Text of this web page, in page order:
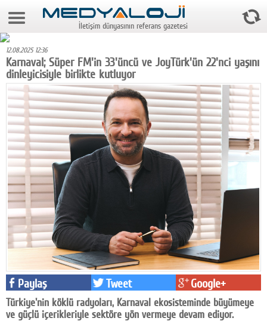
9 Ağustos 2026 2:56:45
Foto Galeri
Video Galeri
Gazeteler
Medya
Reyting-tiraj
Teknoloji
Televizyon
Dünya
Facebook
Diziler
İletişim dünyasının referans gazetesi
12.08.2025 12:36
Karnaval; Süper FM'in 33'üncü ve JoyTürk'ün 22'nci yaşını
dinleyicisiyle birlikte kutluyor
Paylaş Tweet Google+
Türkiye'nin köklü radyoları, Karnaval ekosisteminde büyümeye
ve güçlü içerikleriyle sektöre yön vermeye devam ediyor.